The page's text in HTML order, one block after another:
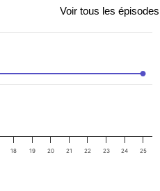
Voir tous les épisodes
18 19 20 21 22 23 24 25